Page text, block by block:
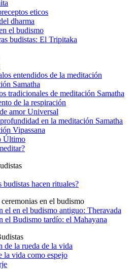
eticos
dharma
el budismo
budistas: El Tripitaka
entendidos de la meditación
Samatha
tradicionales de meditación Samatha
de la respiración
amor Universal
en la meditación Samatha
Vipassana
Último
budistas hacen rituales?
en el budismo
el en el budismo antiguo: Theravada
el Budismo tardío: el Mahayana
de la rueda de la vida
la vida como espejo